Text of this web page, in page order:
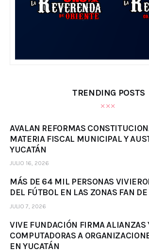
TRENDING POSTS
AVALAN REFORMAS
MATERIA FISCAL MUNICIPAL Y
YUCATÁN
JULIO 16, 2026
MÁS DE 64 MIL PERSONAS
DEL FÚTBOL EN LAS ZONAS FAN DE
JULIO 7, 2026
VIVE FUNDACIÓN FIRMA ALIANZAS
COMPUTADORAS A
EN YUCATÁN